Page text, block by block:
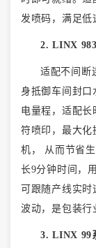
发喷码，满足低
2. LINX
适配不间断
身抵御车间封
电量程，适配长
符喷印，最大化
机， 从而节省
长9分钟时间，
可跟随产线实时
波动，是包装行
3. LINX 99